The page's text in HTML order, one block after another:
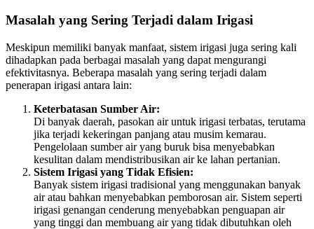
Masalah yang Sering Terjadi dalam Irigasi
Meskipun memiliki banyak manfaat, sistem irigasi juga sering kali
dihadapkan pada berbagai masalah yang dapat mengurangi
efektivitasnya. Beberapa masalah yang sering terjadi dalam
penerapan irigasi antara lain:
Keterbatasan Sumber Air:
Di banyak daerah, pasokan air untuk irigasi terbatas, terutama
jika terjadi kekeringan panjang atau musim kemarau.
Pengelolaan sumber air yang buruk bisa menyebabkan
kesulitan dalam mendistribusikan air ke lahan pertanian.
Sistem Irigasi yang Tidak Efisien:
Banyak sistem irigasi tradisional yang menggunakan banyak
air atau bahkan menyebabkan pemborosan air. Sistem seperti
irigasi genangan cenderung menyebabkan penguapan air
yang tinggi dan membuang air yang tidak dibutuhkan oleh